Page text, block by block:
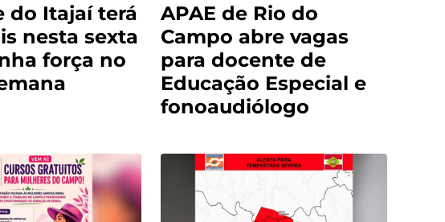
do Itajaí terá
nesta sexta
força no
APAE de Rio do
Campo abre vagas
para docente de
Educação Especial e
fonoaudiólogo